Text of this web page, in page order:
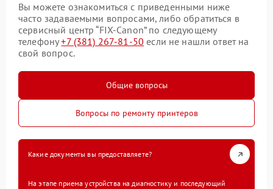
Вы можете ознакомиться с приведенными ниже
часто задаваемыми вопросами, либо обратиться в
сервисный центр “FIX-Canon” по следующему
телефону+7 (381) 267-81-50 если не нашли ответ на
свой вопрос.
Общие вопросы
Вопросы по ремонту принтеров
Какие документы вы предоставляете?
На этапе приема устройства на диагностику и последующий